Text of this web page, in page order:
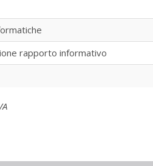
rapporto informativo